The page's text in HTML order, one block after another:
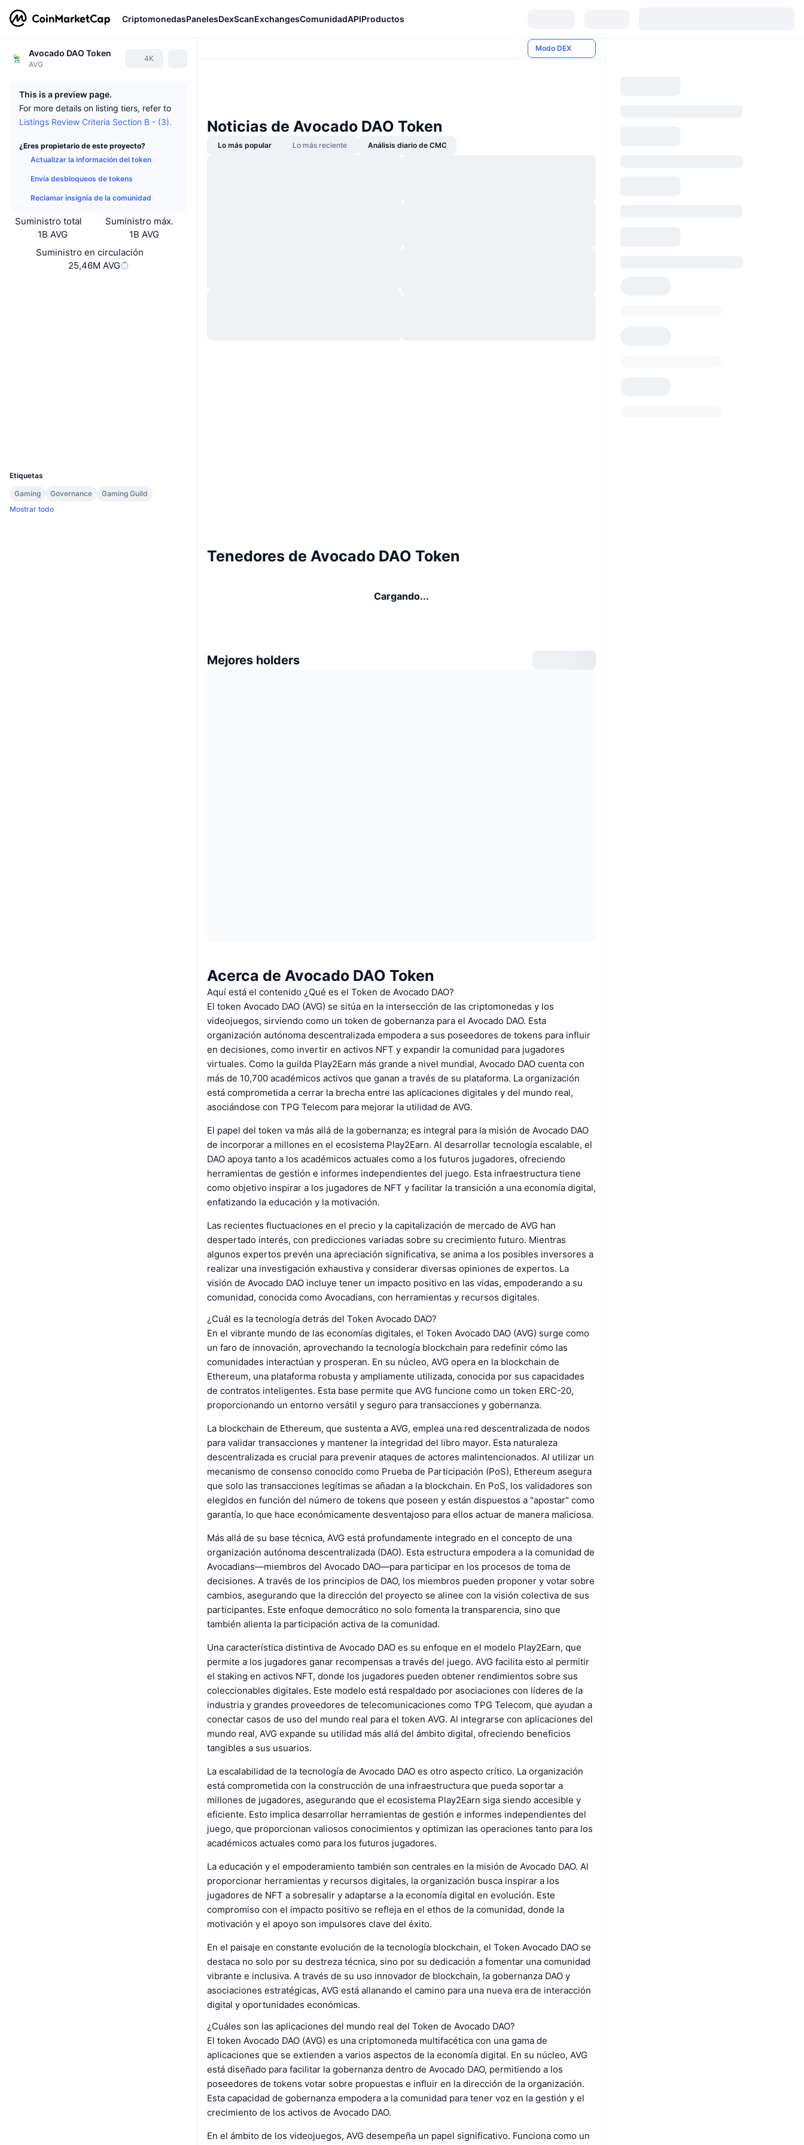
CriptomonedasPanelesDexScanExchangesComunidadAPIProductos
Avocado DAO Token
AVG
4K
This is a preview page.
For more details on listing tiers, refer to
Listings Review Criteria Section B - (3).
¿Eres propietario de este proyecto?
Actualizar la información del token
Envía desbloqueos de tokens
Reclamar insignia de la comunidad
Suministro total
1B AVG
Suministro máx.
1B AVG
Suministro en circulación
25,46M AVG
Etiquetas
Gaming
Governance
Gaming Guild
Mostrar todo
Modo DEX
Noticias de Avocado DAO Token
Lo más popular Lo más reciente Análisis diario de CMC
Tenedores de Avocado DAO Token
Cargando...
Mejores holders
Acerca de Avocado DAO Token
Aquí está el contenido ¿Qué es el Token de Avocado DAO?
El token Avocado DAO (AVG) se sitúa en la intersección de las criptomonedas y los
videojuegos, sirviendo como un token de gobernanza para el Avocado DAO. Esta
organización autónoma descentralizada empodera a sus poseedores de tokens para influir
en decisiones, como invertir en activos NFT y expandir la comunidad para jugadores
virtuales. Como la guilda Play2Earn más grande a nivel mundial, Avocado DAO cuenta con
más de 10,700 académicos activos que ganan a través de su plataforma. La organización
está comprometida a cerrar la brecha entre las aplicaciones digitales y del mundo real,
asociándose con TPG Telecom para mejorar la utilidad de AVG.
El papel del token va más allá de la gobernanza; es integral para la misión de Avocado DAO
de incorporar a millones en el ecosistema Play2Earn. Al desarrollar tecnología escalable, el
DAO apoya tanto a los académicos actuales como a los futuros jugadores, ofreciendo
herramientas de gestión e informes independientes del juego. Esta infraestructura tiene
como objetivo inspirar a los jugadores de NFT y facilitar la transición a una economía digital,
enfatizando la educación y la motivación.
Las recientes fluctuaciones en el precio y la capitalización de mercado de AVG han
despertado interés, con predicciones variadas sobre su crecimiento futuro. Mientras
algunos expertos prevén una apreciación significativa, se anima a los posibles inversores a
realizar una investigación exhaustiva y considerar diversas opiniones de expertos. La
visión de Avocado DAO incluye tener un impacto positivo en las vidas, empoderando a su
comunidad, conocida como Avocadians, con herramientas y recursos digitales.
¿Cuál es la tecnología detrás del Token Avocado DAO?
En el vibrante mundo de las economías digitales, el Token Avocado DAO (AVG) surge como
un faro de innovación, aprovechando la tecnología blockchain para redefinir cómo las
comunidades interactúan y prosperan. En su núcleo, AVG opera en la blockchain de
Ethereum, una plataforma robusta y ampliamente utilizada, conocida por sus capacidades
de contratos inteligentes. Esta base permite que AVG funcione como un token ERC-20,
proporcionando un entorno versátil y seguro para transacciones y gobernanza.
La blockchain de Ethereum, que sustenta a AVG, emplea una red descentralizada de nodos
para validar transacciones y mantener la integridad del libro mayor. Esta naturaleza
descentralizada es crucial para prevenir ataques de actores malintencionados. Al utilizar un
mecanismo de consenso conocido como Prueba de Participación (PoS), Ethereum asegura
que solo las transacciones legítimas se añadan a la blockchain. En PoS, los validadores son
elegidos en función del número de tokens que poseen y están dispuestos a "apostar" como
garantía, lo que hace económicamente desventajoso para ellos actuar de manera maliciosa.
Más allá de su base técnica, AVG está profundamente integrado en el concepto de una
organización autónoma descentralizada (DAO). Esta estructura empodera a la comunidad de
Avocadians—miembros del Avocado DAO—para participar en los procesos de toma de
decisiones. A través de los principios de DAO, los miembros pueden proponer y votar sobre
cambios, asegurando que la dirección del proyecto se alinee con la visión colectiva de sus
participantes. Este enfoque democrático no solo fomenta la transparencia, sino que
también alienta la participación activa de la comunidad.
Una característica distintiva de Avocado DAO es su enfoque en el modelo Play2Earn, que
permite a los jugadores ganar recompensas a través del juego. AVG facilita esto al permitir
el staking en activos NFT, donde los jugadores pueden obtener rendimientos sobre sus
coleccionables digitales. Este modelo está respaldado por asociaciones con líderes de la
industria y grandes proveedores de telecomunicaciones como TPG Telecom, que ayudan a
conectar casos de uso del mundo real para el token AVG. Al integrarse con aplicaciones del
mundo real, AVG expande su utilidad más allá del ámbito digital, ofreciendo beneficios
tangibles a sus usuarios.
La escalabilidad de la tecnología de Avocado DAO es otro aspecto crítico. La organización
está comprometida con la construcción de una infraestructura que pueda soportar a
millones de jugadores, asegurando que el ecosistema Play2Earn siga siendo accesible y
eficiente. Esto implica desarrollar herramientas de gestión e informes independientes del
juego, que proporcionan valiosos conocimientos y optimizan las operaciones tanto para los
académicos actuales como para los futuros jugadores.
La educación y el empoderamiento también son centrales en la misión de Avocado DAO. Al
proporcionar herramientas y recursos digitales, la organización busca inspirar a los
jugadores de NFT a sobresalir y adaptarse a la economía digital en evolución. Este
compromiso con el impacto positivo se refleja en el ethos de la comunidad, donde la
motivación y el apoyo son impulsores clave del éxito.
En el paisaje en constante evolución de la tecnología blockchain, el Token Avocado DAO se
destaca no solo por su destreza técnica, sino por su dedicación a fomentar una comunidad
vibrante e inclusiva. A través de su uso innovador de blockchain, la gobernanza DAO y
asociaciones estratégicas, AVG está allanando el camino para una nueva era de interacción
digital y oportunidades económicas.
¿Cuáles son las aplicaciones del mundo real del Token de Avocado DAO?
El token Avocado DAO (AVG) es una criptomoneda multifacética con una gama de
aplicaciones que se extienden a varios aspectos de la economía digital. En su núcleo, AVG
está diseñado para facilitar la gobernanza dentro de Avocado DAO, permitiendo a los
poseedores de tokens votar sobre propuestas e influir en la dirección de la organización.
Esta capacidad de gobernanza empodera a la comunidad para tener voz en la gestión y el
crecimiento de los activos de Avocado DAO.
En el ámbito de los videojuegos, AVG desempeña un papel significativo. Funciona como un